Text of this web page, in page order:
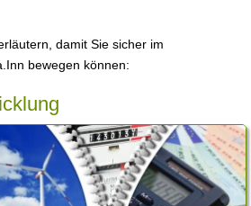
damit Sie sicher im
bewegen können: